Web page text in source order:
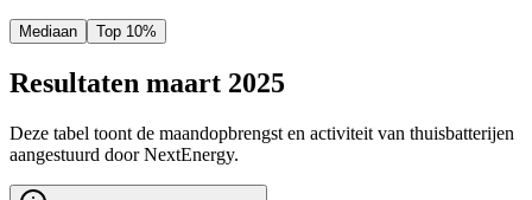
Mediaan Top 10%
Resultaten maart 2025
Deze tabel toont de maandopbrengst en activiteit van thuisbatterijen
aangestuurd door NextEnergy.